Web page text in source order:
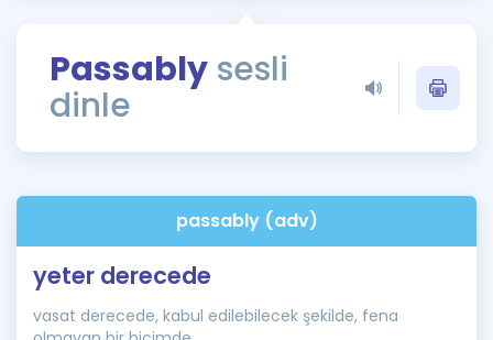
Rehberlik Aracı
ÖSYM Sınav Takvimi
İngilizce Gramer
Passably sesli
dinle
passably (adv)
yeter derecede
vasat derecede, kabul edilebilecek şekilde, fena